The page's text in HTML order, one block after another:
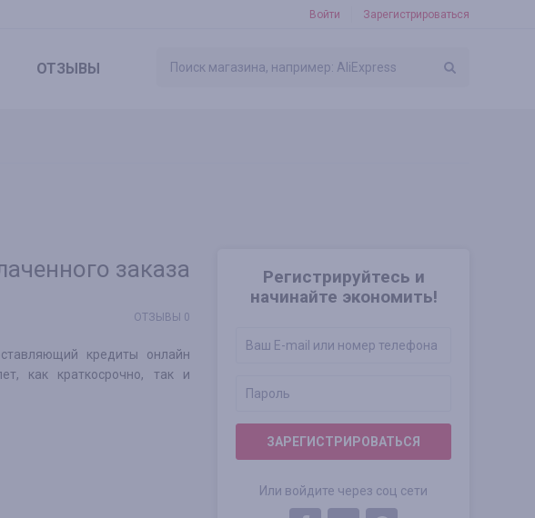
Войти Зарегистрироваться
ОТЗЫВЫ
Регистрируйтесь и
начинайте экономить!
ЗАРЕГИСТРИРОВАТЬСЯ
Или войдите через соц сети
заказа
ОТЗЫВЫ 0
кредиты онлайн
как краткосрочно, так и